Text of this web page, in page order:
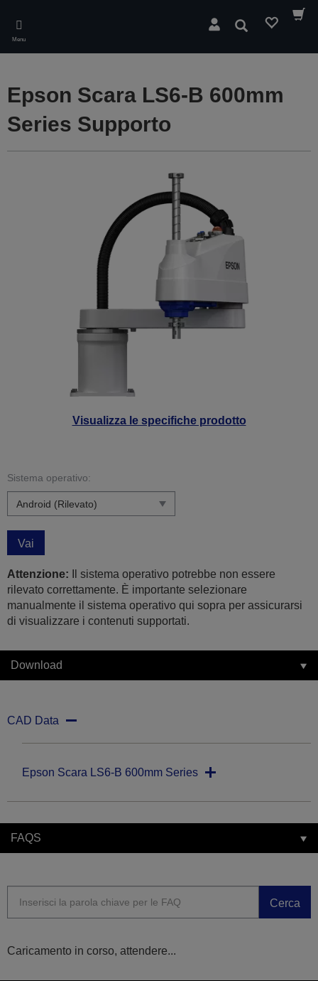
main
content
Menu
Cerca
Visualizza le specifiche prodotto
Epson Scara LS6-B 600mm
Series Supporto
Sistema operativo:
Vai
Attenzione: Il sistema operativo potrebbe non essere
rilevato correttamente. È importante selezionare
manualmente il sistema operativo qui sopra per assicurarsi
di visualizzare i contenuti supportati.
Download
CAD Data
Epson Scara LS6-B 600mm Series
FAQS
Cerca
Caricamento in corso, attendere...